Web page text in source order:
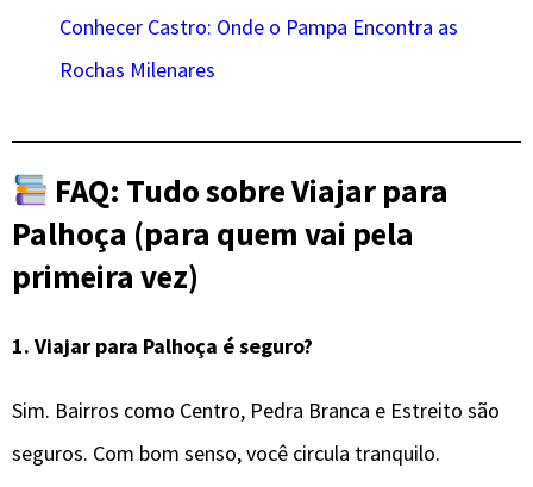
Conhecer Castro: Onde o Pampa Encontra as
Rochas Milenares
FAQ: Tudo sobre Viajar para
Palhoça (para quem vai pela
primeira vez)
1. Viajar para Palhoça é seguro?
Sim. Bairros como Centro, Pedra Branca e Estreito são
seguros. Com bom senso, você circula tranquilo.